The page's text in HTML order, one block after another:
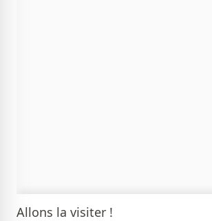
Allons la visiter !